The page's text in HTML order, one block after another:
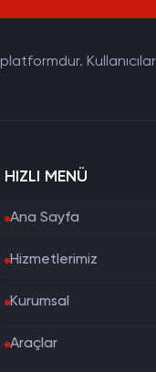
HIZLI MENÜ
Ana Sayfa
Hizmetlerimiz
Kurumsal
Araçlar